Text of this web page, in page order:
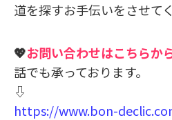
道を探すお手伝いをさせて
💖お問い合わせはこちらか
話でも承っております。
⇩
https://www.bon-